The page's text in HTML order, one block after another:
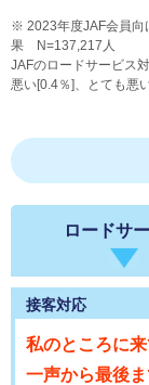
2023年度JAF会員向
果 N=137,217人
JAFのロードサービス
悪い[0.4％]、とても悪
ロードサ
接客対応
私のところに
一声から最後